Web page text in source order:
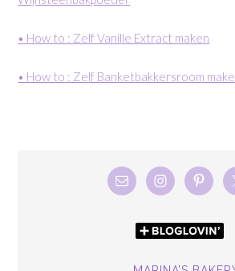
• How to : Zelf Vanille Extract maken
• How to : Zelf Banketbakkersroom